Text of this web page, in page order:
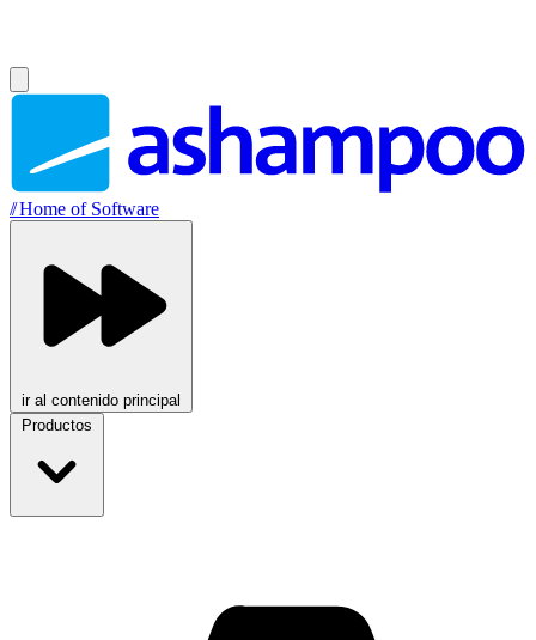
//Home of Software
ir al contenido principal
Productos